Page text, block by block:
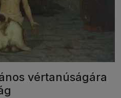
vértanúságára